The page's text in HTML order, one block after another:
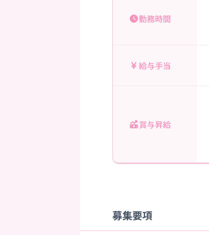
勤務時間
給与手当
賞与昇給
募集要項